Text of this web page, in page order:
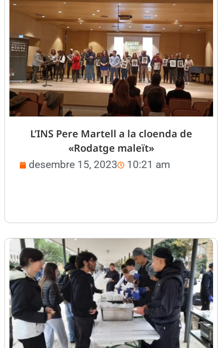
L’INS Pere Martell a la cloenda de
«Rodatge maleït»
desembre 15, 2023 10:21 am